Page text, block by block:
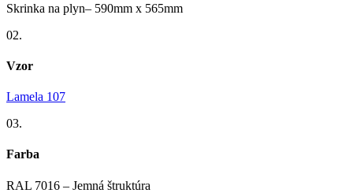
Skrinka na plyn– 590mm x 565mm
02.
Vzor
Lamela 107
03.
Farba
RAL 7016 – Jemná štruktúra